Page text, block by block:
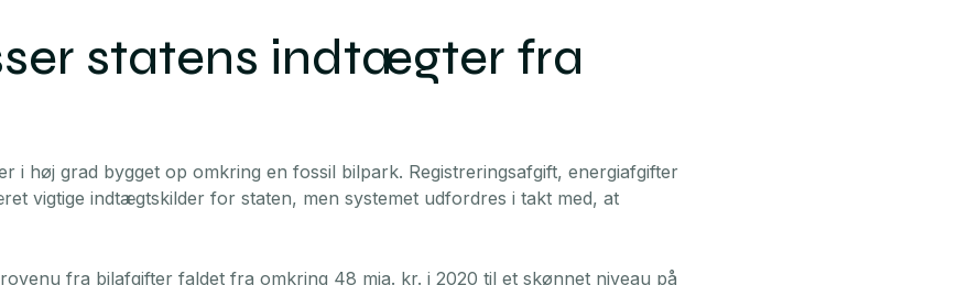
statens indtægter fra
i høj grad bygget op omkring en fossil bilpark. Registreringsafgift, energiafgifter
vigtige indtægtskilder for staten, men systemet udfordres i takt med, at
fra bilafgifter faldet fra omkring 48 mia. kr. i 2020 til et skønnet niveau på